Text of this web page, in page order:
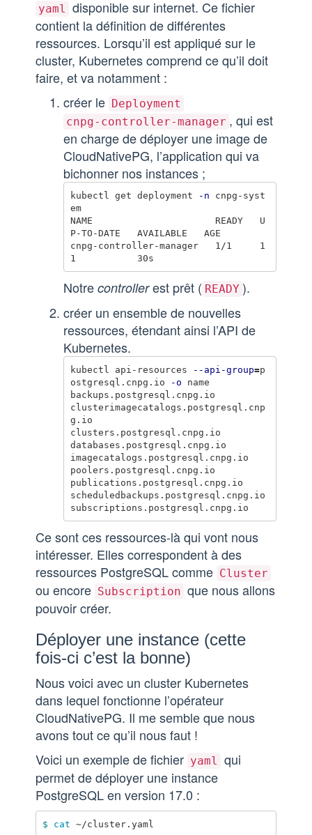
yaml disponible sur internet. Ce fichier
contient la définition de différentes
ressources. Lorsqu’il est appliqué sur le
cluster, Kubernetes comprend ce qu’il doit
faire, et va notamment :
créer le Deployment
cnpg-controller-manager , qui est
en charge de déployer une image de
CloudNativePG, l’application qui va
bichonner nos instances ;
kubectl get deployment -n cnpg-syst
em
NAME                      READY   U
P-TO-DATE   AVAILABLE   AGE
cnpg-controller-manager   1/1     1
Notre controllerest prêt ( READY ).
créer un ensemble de nouvelles
ressources, étendant ainsi l’API de
Kubernetes.
kubectl api-resources --api-group=p
ostgresql.cnpg.io
-o name
backups.postgresql.cnpg.io
clusterimagecatalogs.postgresql.cnp
g.io
clusters.postgresql.cnpg.io
databases.postgresql.cnpg.io
imagecatalogs.postgresql.cnpg.io
poolers.postgresql.cnpg.io
publications.postgresql.cnpg.io
scheduledbackups.postgresql.cnpg.io
Ce sont ces ressources-là qui vont nous
intéresser. Elles correspondent à des
ressources PostgreSQL comme Cluster
ou encore Subscription que nous allons
pouvoir créer.
Déployer une instance (cette
fois-ci c’est la bonne)
Nous voici avec un cluster Kubernetes
dans lequel fonctionne l’opérateur
CloudNativePG. Il me semble que nous
avons tout ce qu’il nous faut !
Voici un exemple de fichier yaml qui
permet de déployer une instance
PostgreSQL en version 17.0 :
$ cat